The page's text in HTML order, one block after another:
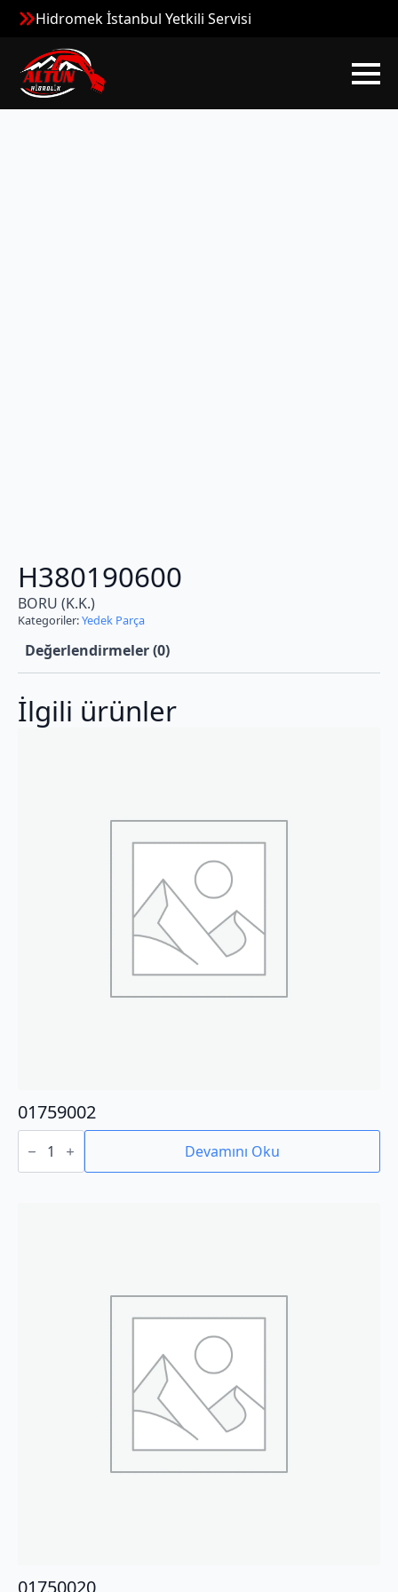
Hidromek İstanbul Yetkili Servisi
H380190600
BORU (K.K.)
Kategoriler:Yedek Parça
Değerlendirmeler (0)
İlgili ürünler
01759002
01759002
adet Devamını Oku
01750020